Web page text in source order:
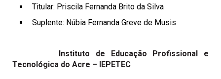
Titular: Priscila Fernanda Brito da Silva
Suplente: Núbia Fernanda Greve de Musis
Instituto de Educação Profissional e
Tecnológica do Acre – IEPETEC